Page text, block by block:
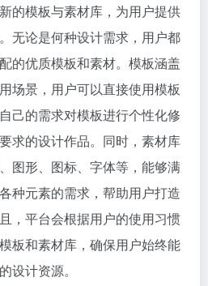
的模板与素材库，为用户提供
无论是何种设计需求，用户都
的优质模板和素材。模板涵盖
场景，用户可以直接使用模板
己的需求对模板进行个性化修
求的设计作品。同时，素材库
图形、图标、字体等，能够满
种元素的需求，帮助用户打造
，平台会根据用户的使用习惯
板和素材库，确保用户始终能
设计资源。